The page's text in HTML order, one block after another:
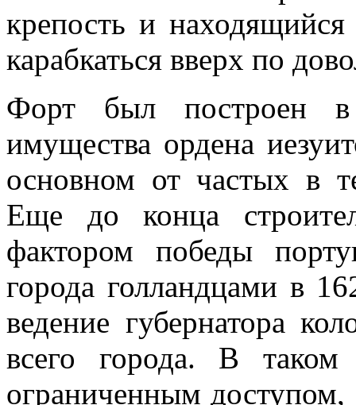
крепость и
карабкаться вверх по
Форт был построен
имущества ордена
основном от частых в
Еще до конца
фактором победы
города голландцами в
ведение губернатора
всего города. В таком
ограниченным